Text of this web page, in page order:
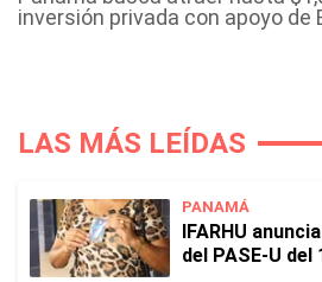
inversión privada con apoyo de
LAS MÁS LEÍDAS
PANAMÁ
IFARHU
del PASE-U